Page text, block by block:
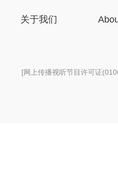
关于我们
[网上传播视听节目许可证